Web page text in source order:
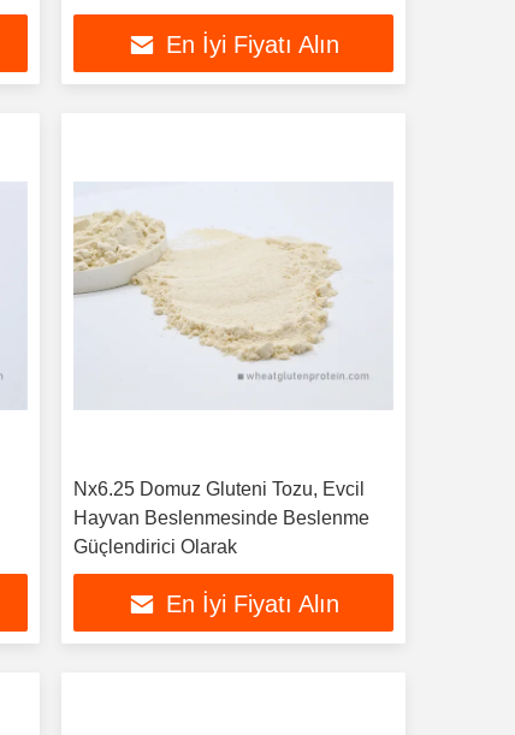
En İyi Fiyatı Alın
Nx6.25 Domuz Gluteni Tozu, Evcil
Hayvan Beslenmesinde Beslenme
Güçlendirici Olarak
En İyi Fiyatı Alın